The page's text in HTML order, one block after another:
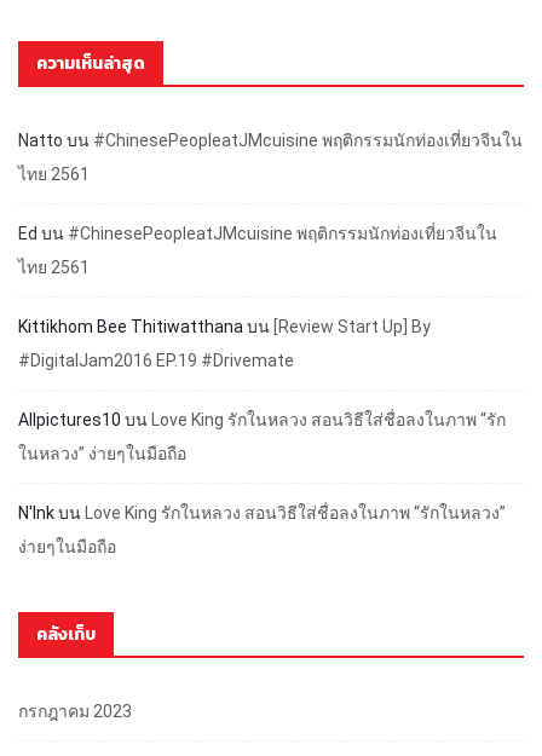
ความเห็นล่าสุด
Natto บน #ChinesePeopleatJMcuisine พฤติกรรมนักท่องเที่ยวจีนใน
ไทย 2561
Ed บน #ChinesePeopleatJMcuisine พฤติกรรมนักท่องเที่ยวจีนใน
ไทย 2561
Kittikhom Bee Thitiwatthana บน [Review Start Up] By
#DigitalJam2016 EP.19 #Drivemate
Allpictures10 บน
Love King รักในหลวง สอนวิธีใส่ชื่อลงในภาพ “รัก
ในหลวง” ง่ายๆในมือถือ
N'Inkบน
Love King รักในหลวง สอนวิธีใส่ชื่อลงในภาพ “รักในหลวง”
ง่ายๆในมือถือ
คลังเก็บ
กรกฎาคม 2023